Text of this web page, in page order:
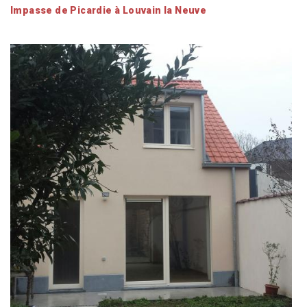
Impasse de Picardie à Louvain la Neuve